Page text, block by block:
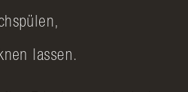
lassen.